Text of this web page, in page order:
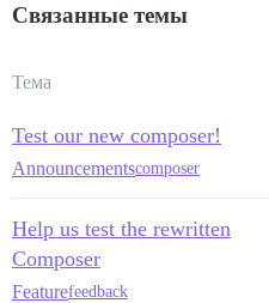
Связанные темы
Тема
Test our new composer!
Announcementscomposer
Help us test the rewritten
Composer
Featurefeedback